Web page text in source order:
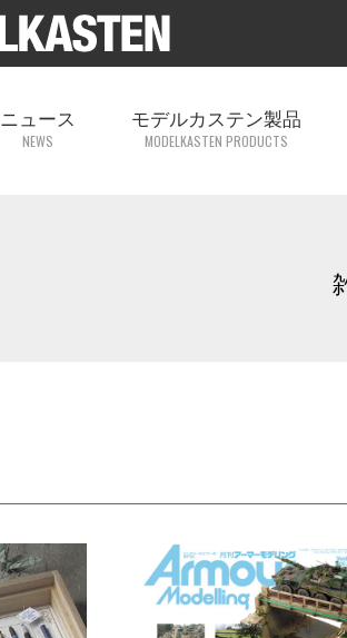
ニュース
NEWS
モデルカステン製品
MODELKASTEN PRODUCTS